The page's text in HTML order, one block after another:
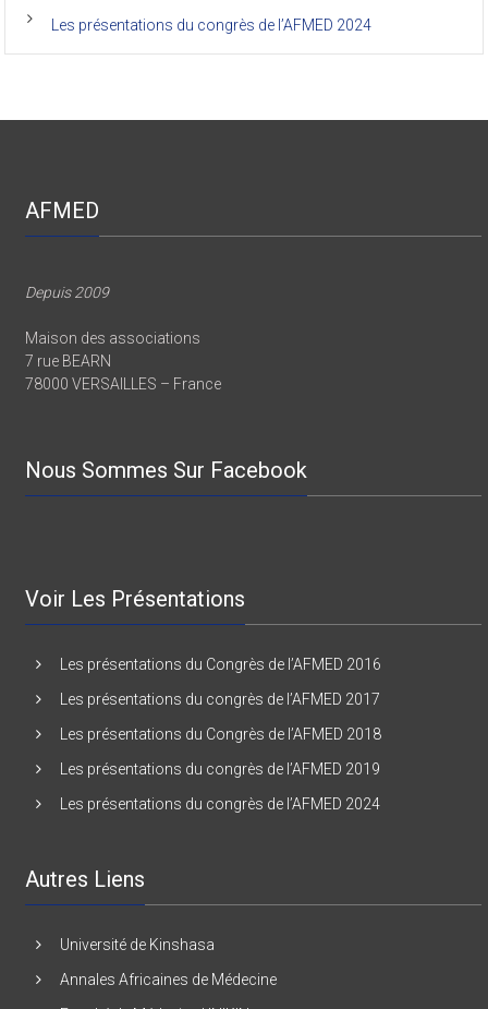
Les présentations du congrès de l’AFMED 2024
AFMED
Depuis 2009
Maison des associations
7 rue BEARN
78000 VERSAILLES – France
Nous Sommes Sur Facebook
Voir Les Présentations
Les présentations du Congrès de l’AFMED 2016
Les présentations du congrès de l’AFMED 2017
Les présentations du Congrès de l’AFMED 2018
Les présentations du congrès de l’AFMED 2019
Les présentations du congrès de l’AFMED 2024
Autres Liens
Université de Kinshasa
Annales Africaines de Médecine